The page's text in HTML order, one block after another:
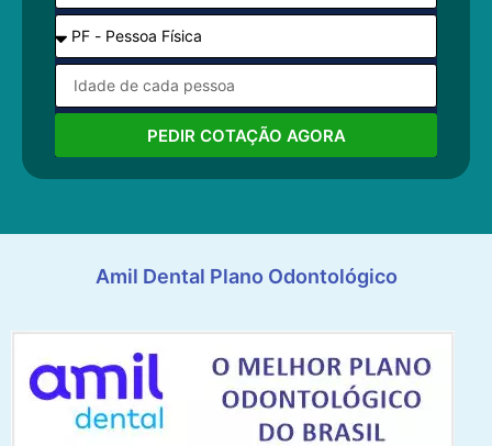
PEDIR COTAÇÃO AGORA
Amil Dental Plano Odontológico